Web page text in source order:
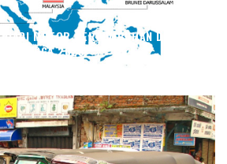
MOTOR PERTUMBUHAN DUNIA
HINGGA 2028